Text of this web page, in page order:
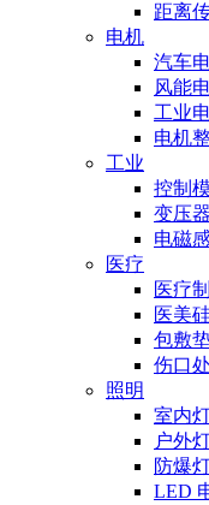
距离
电机
汽车
风能
工业
电机
工业
控制
变压
电磁
医疗
医疗
医美
包敷
伤口
照明
室内
户外
防爆
LED